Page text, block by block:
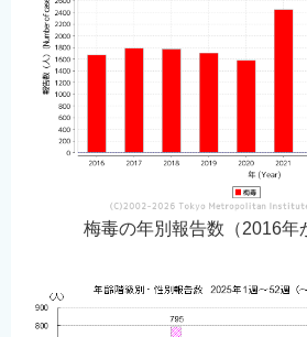
梅毒の年別報告数（2016年
Filipino